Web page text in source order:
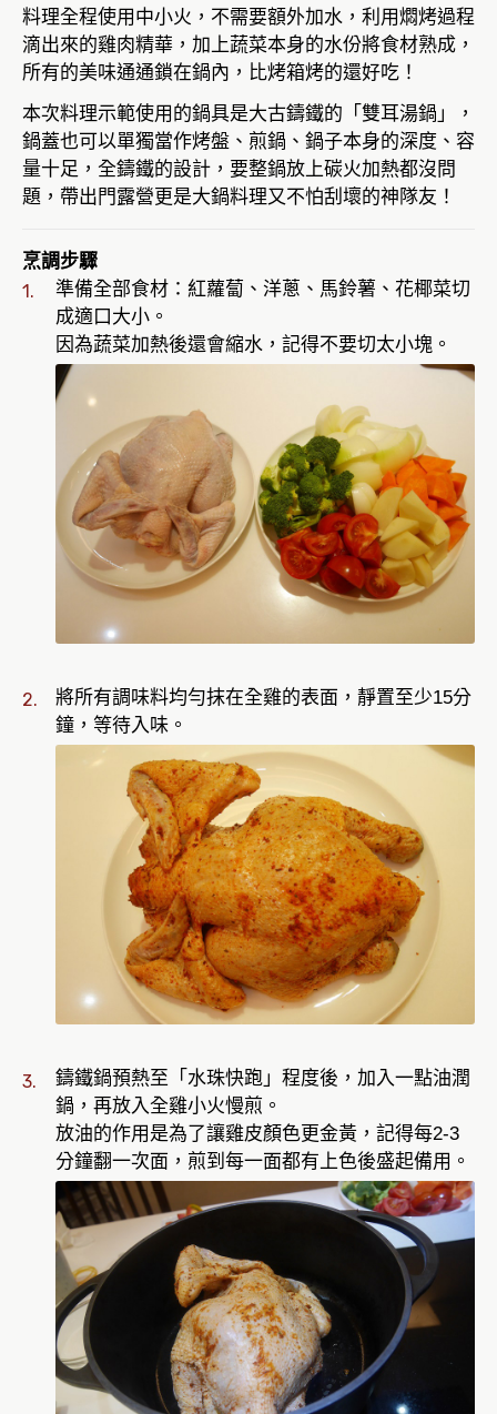
料理全程使用中小火，不需要額外加水，利用燜烤過程
滴出來的雞肉精華，加上蔬菜本身的水份將食材熟成，
所有的美味通通鎖在鍋內，比烤箱烤的還好吃！
本次料理示範使用的鍋具是大古鑄鐵的「雙耳湯鍋」，
鍋蓋也可以單獨當作烤盤、煎鍋、鍋子本身的深度、容
量十足，全鑄鐵的設計，要整鍋放上碳火加熱都沒問
題，帶出門露營更是大鍋料理又不怕刮壞的神隊友！
烹調步驟
準備全部食材：紅蘿蔔、洋蔥、馬鈴薯、花椰菜切
成適口大小。
因為蔬菜加熱後還會縮水，記得不要切太小塊。
將所有調味料均勻抹在全雞的表面，靜置至少15分
鐘，等待入味。
鑄鐵鍋預熱至「水珠快跑」程度後，加入一點油潤
鍋，再放入全雞小火慢煎。
放油的作用是為了讓雞皮顏色更金黃，記得每2-3
分鐘翻一次面，煎到每一面都有上色後盛起備用。